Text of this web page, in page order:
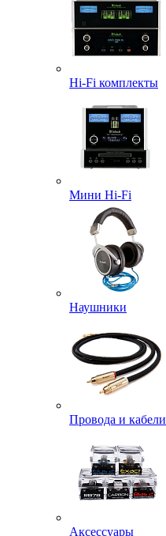
Hi-Fi комплекты
Мини Hi-Fi
Наушники
Провода и кабели
Аксессуары